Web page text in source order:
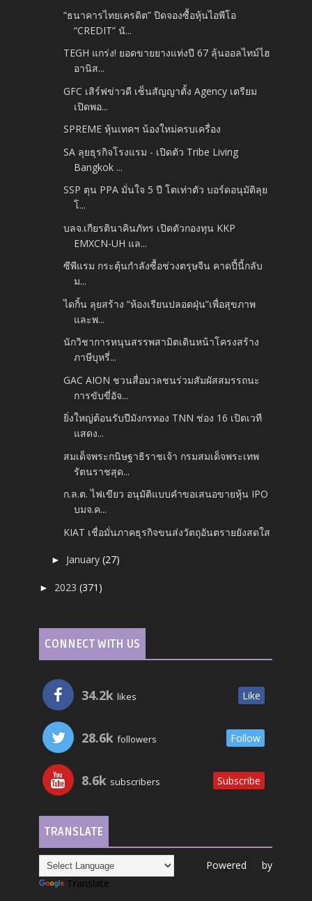
“ธนาคารไทยเครดิต” ปิดจองซื้อหุ้นไอพีโอ
“CREDIT” นั...
TEGH แกร่ง! ยอดขายยางแท่งปี 67 ลุ้นออลไทม์ไฮ
อานิส...
GFC เสิร์ฟข่าวดี เซ็นสัญญาตั้ง Agency เตรียม
เปิดพอ...
SPREME หุ้นเทคฯ น้องใหม่ครบเครื่อง
SA ลุยธุรกิจโรงแรม - เปิดตัว Tribe Living
Bangkok ...
SSP ตุน PPA มั่นใจ 5 ปี โตเท่าตัว บอร์ดอนุมัติลุย
โ...
บลจ.เกียรตินาคินภัทร เปิดตัวกองทุน KKP
EMXCN-UH แล...
ซีพีแรม กระตุ้นกำลังซื้อช่วงตรุษจีน คาดปี้นี้กลับ
ม...
ไดกิ้น ลุยสร้าง “ห้องเรียนปลอดฝุ่น”เพื่อสุขภาพ
และพ...
นักวิชาการหนุนสรรพสามิตเดินหน้าโครงสร้าง
ภาษีบุหรี่...
GAC AION ชวนสื่อมวลชนร่วมสัมผัสสมรรถนะ
การขับขี่อัจ...
ยิ่งใหญ่ต้อนรับปีมังกรทอง TNN ช่อง 16 เปิดเวที
แสดง...
สมเด็จพระกนิษฐาธิราชเจ้า กรมสมเด็จพระเทพ
รัตนราชสุด...
ก.ล.ต. ไฟเขียว อนุมัติแบบคำขอเสนอขายหุ้น IPO
บมจ.ค...
KIAT เชื่อมั่นภาคธุรกิจขนส่งวัตถุอันตรายยังสดใส
► January(27)
► 2023(371)
CONNECT WITH US
34.2k likes Like
28.6k followers Follow
8.6k subscribers Subscribe
TRANSLATE
Powered by
Translate